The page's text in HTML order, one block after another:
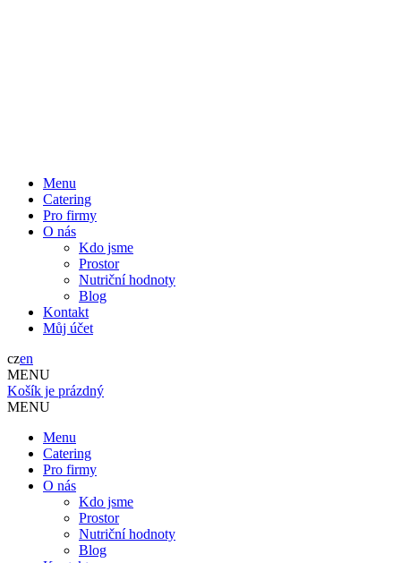
Menu
Catering
Pro firmy
O nás
Kdo jsme
Prostor
Nutriční hodnoty
Blog
Kontakt
Můj účet
czen
MENU
Košík je prázdný
MENU
Menu
Catering
Pro firmy
O nás
Kdo jsme
Prostor
Nutriční hodnoty
Blog